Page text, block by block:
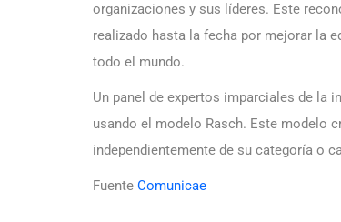
organizaciones y sus líderes. Este
realizado hasta la fecha por mejorar la
todo el mundo.
Un panel de expertos imparciales de la
usando el modelo Rasch. Este modelo
independientemente de su categoría o
Fuente Comunicae